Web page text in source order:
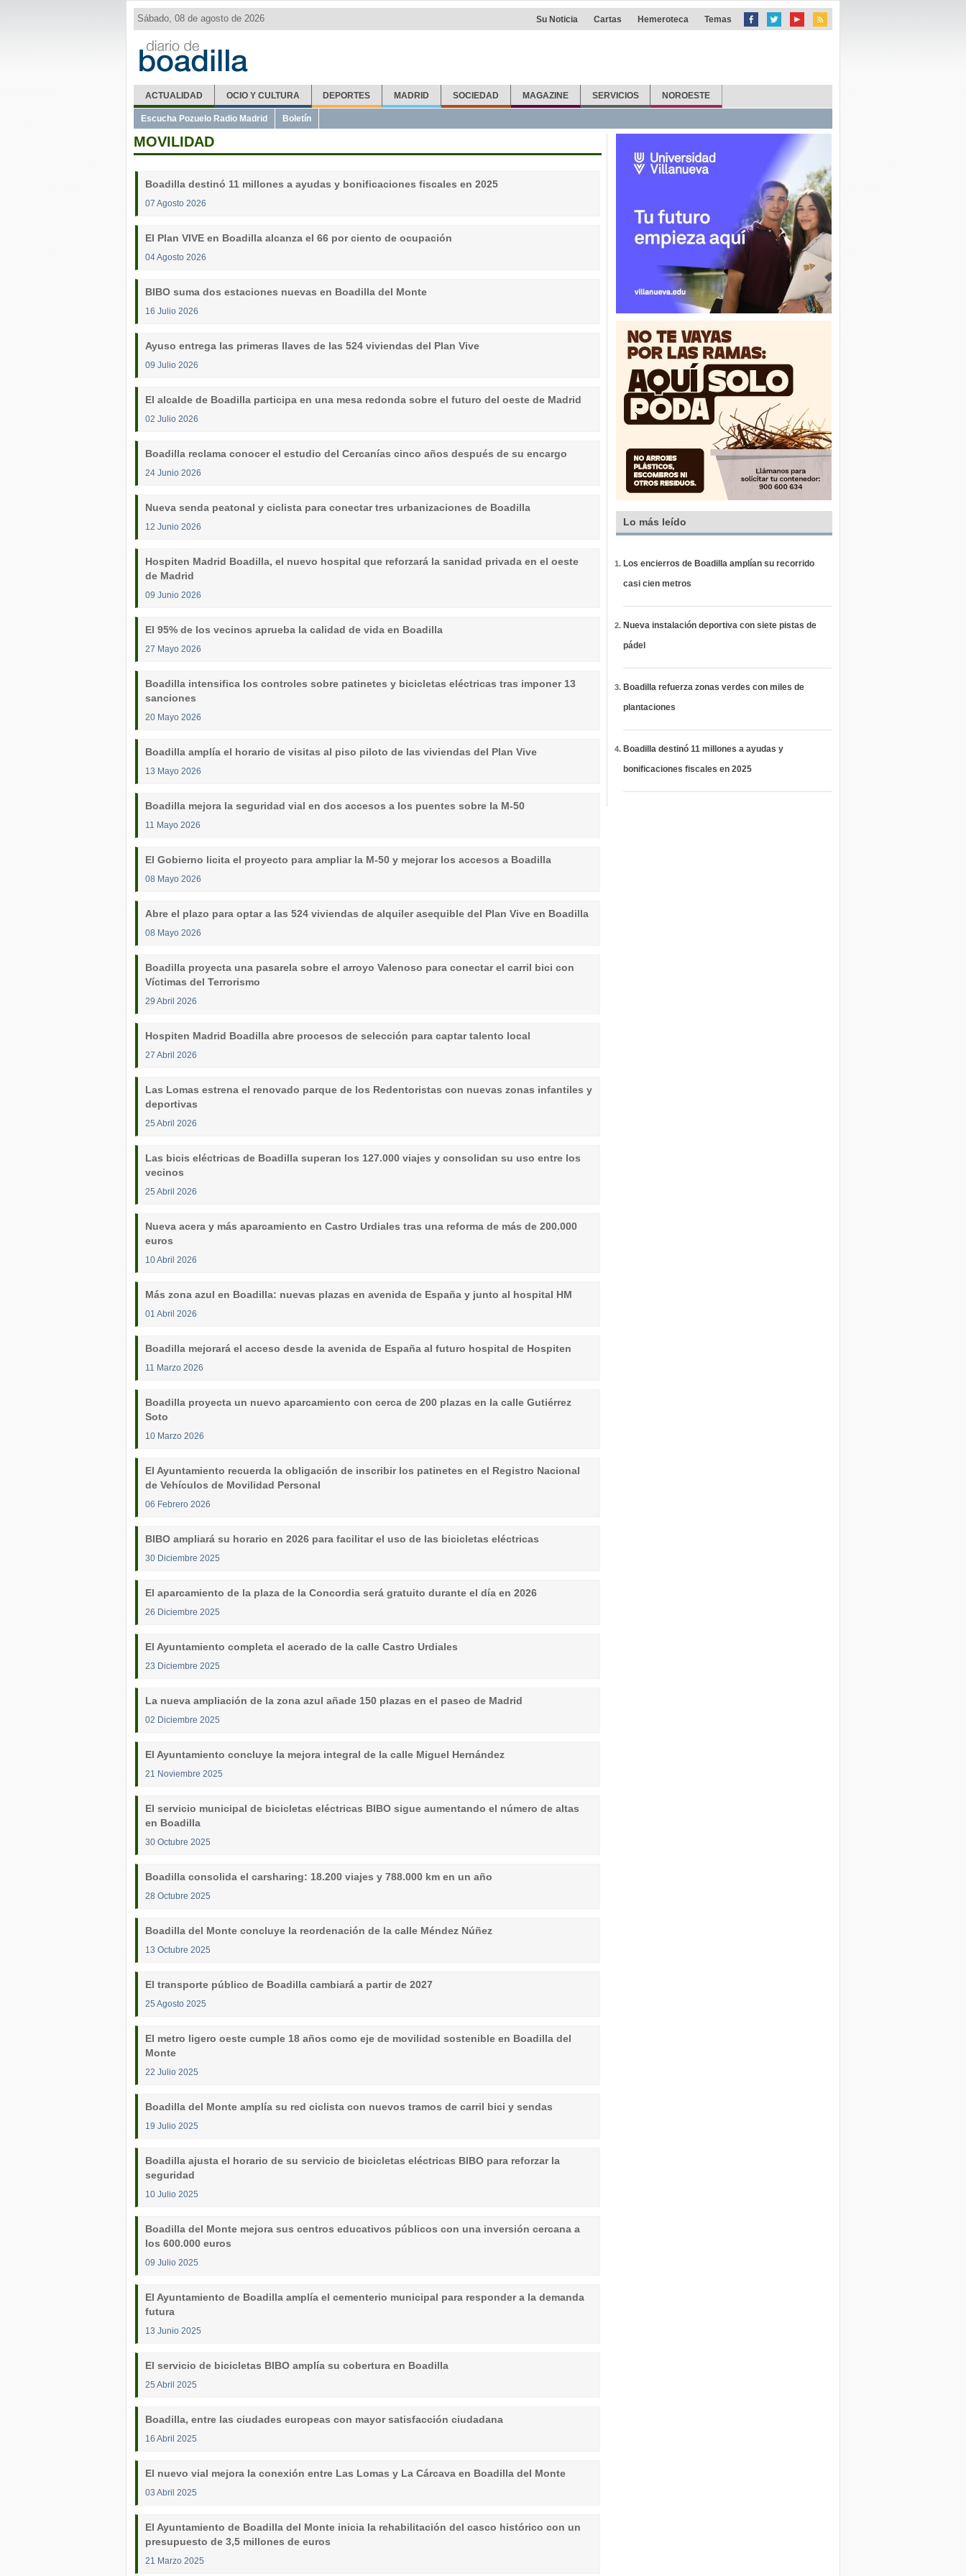
Sábado, 08 de agosto de 2026 Su Noticia Cartas Hemeroteca Temas
ACTUALIDAD OCIO Y CULTURA DEPORTES MADRID SOCIEDAD MAGAZINE SERVICIOS NOROESTE
Escucha Pozuelo Radio Madrid Boletín
MOVILIDAD
Boadilla destinó 11 millones a ayudas y bonificaciones fiscales en 2025
07 Agosto 2026
El Plan VIVE en Boadilla alcanza el 66 por ciento de ocupación
04 Agosto 2026
BIBO suma dos estaciones nuevas en Boadilla del Monte
16 Julio 2026
Ayuso entrega las primeras llaves de las 524 viviendas del Plan Vive
09 Julio 2026
El alcalde de Boadilla participa en una mesa redonda sobre el futuro del oeste de Madrid
02 Julio 2026
Boadilla reclama conocer el estudio del Cercanías cinco años después de su encargo
24 Junio 2026
Nueva senda peatonal y ciclista para conectar tres urbanizaciones de Boadilla
12 Junio 2026
Hospiten Madrid Boadilla, el nuevo hospital que reforzará la sanidad privada en el oeste
de Madrid
09 Junio 2026
El 95% de los vecinos aprueba la calidad de vida en Boadilla
27 Mayo 2026
Boadilla intensifica los controles sobre patinetes y bicicletas eléctricas tras imponer 13
sanciones
20 Mayo 2026
Boadilla amplía el horario de visitas al piso piloto de las viviendas del Plan Vive
13 Mayo 2026
Boadilla mejora la seguridad vial en dos accesos a los puentes sobre la M-50
11 Mayo 2026
El Gobierno licita el proyecto para ampliar la M-50 y mejorar los accesos a Boadilla
08 Mayo 2026
Abre el plazo para optar a las 524 viviendas de alquiler asequible del Plan Vive en Boadilla
08 Mayo 2026
Boadilla proyecta una pasarela sobre el arroyo Valenoso para conectar el carril bici con
Víctimas del Terrorismo
29 Abril 2026
Hospiten Madrid Boadilla abre procesos de selección para captar talento local
27 Abril 2026
Las Lomas estrena el renovado parque de los Redentoristas con nuevas zonas infantiles y
deportivas
25 Abril 2026
Las bicis eléctricas de Boadilla superan los 127.000 viajes y consolidan su uso entre los
vecinos
25 Abril 2026
Nueva acera y más aparcamiento en Castro Urdiales tras una reforma de más de 200.000
euros
10 Abril 2026
Más zona azul en Boadilla: nuevas plazas en avenida de España y junto al hospital HM
01 Abril 2026
Boadilla mejorará el acceso desde la avenida de España al futuro hospital de Hospiten
11 Marzo 2026
Boadilla proyecta un nuevo aparcamiento con cerca de 200 plazas en la calle Gutiérrez
Soto
10 Marzo 2026
El Ayuntamiento recuerda la obligación de inscribir los patinetes en el Registro Nacional
de Vehículos de Movilidad Personal
06 Febrero 2026
BIBO ampliará su horario en 2026 para facilitar el uso de las bicicletas eléctricas
30 Diciembre 2025
El aparcamiento de la plaza de la Concordia será gratuito durante el día en 2026
26 Diciembre 2025
El Ayuntamiento completa el acerado de la calle Castro Urdiales
23 Diciembre 2025
La nueva ampliación de la zona azul añade 150 plazas en el paseo de Madrid
02 Diciembre 2025
El Ayuntamiento concluye la mejora integral de la calle Miguel Hernández
21 Noviembre 2025
El servicio municipal de bicicletas eléctricas BIBO sigue aumentando el número de altas
en Boadilla
30 Octubre 2025
Boadilla consolida el carsharing: 18.200 viajes y 788.000 km en un año
28 Octubre 2025
Boadilla del Monte concluye la reordenación de la calle Méndez Núñez
13 Octubre 2025
El transporte público de Boadilla cambiará a partir de 2027
25 Agosto 2025
El metro ligero oeste cumple 18 años como eje de movilidad sostenible en Boadilla del
Monte
22 Julio 2025
Boadilla del Monte amplía su red ciclista con nuevos tramos de carril bici y sendas
19 Julio 2025
Boadilla ajusta el horario de su servicio de bicicletas eléctricas BIBO para reforzar la
seguridad
10 Julio 2025
Boadilla del Monte mejora sus centros educativos públicos con una inversión cercana a
los 600.000 euros
09 Julio 2025
El Ayuntamiento de Boadilla amplía el cementerio municipal para responder a la demanda
futura
13 Junio 2025
El servicio de bicicletas BIBO amplía su cobertura en Boadilla
25 Abril 2025
Boadilla, entre las ciudades europeas con mayor satisfacción ciudadana
16 Abril 2025
El nuevo vial mejora la conexión entre Las Lomas y La Cárcava en Boadilla del Monte
03 Abril 2025
El Ayuntamiento de Boadilla del Monte inicia la rehabilitación del casco histórico con un
presupuesto de 3,5 millones de euros
21 Marzo 2025
Lo más leído
Los encierros de Boadilla amplían su recorrido
casi cien metros
Nueva instalación deportiva con siete pistas de
pádel
Boadilla refuerza zonas verdes con miles de
plantaciones
Boadilla destinó 11 millones a ayudas y
bonificaciones fiscales en 2025